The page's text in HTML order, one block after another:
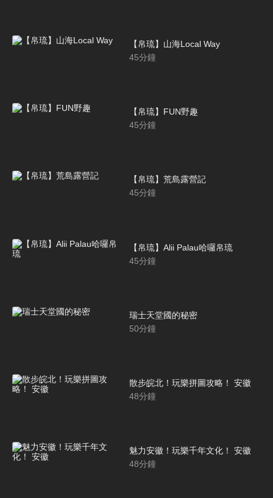
【帛琉】山海Local Way
45分鐘
【帛琉】FUN野趣
45分鐘
【帛琉】荒島露營記
45分鐘
【帛琉】Alii Palau哈囉帛琉
45分鐘
瑞士天堂國的秘密
50分鐘
散步皖北！玩樂拼圖攻略！ 安徽
48分鐘
魅力安徽！玩樂千年文化！ 安徽
48分鐘